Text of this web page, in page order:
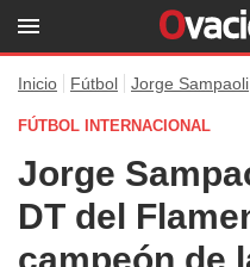
Inicio Fútbol Jorge Sampaoli
FÚTBOL INTERNACIONAL
Jorge
DT del